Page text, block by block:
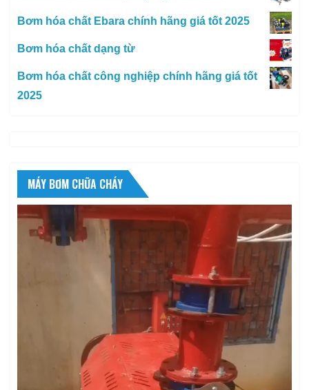
Bơm hóa chất Ebara chính hãng giá tốt 2025
Bơm hóa chất dạng từ
Bơm hóa chất công nghiệp chính hãng giá tốt
2025
MÁY BƠM CHỮA CHÁY
Trình
chơi